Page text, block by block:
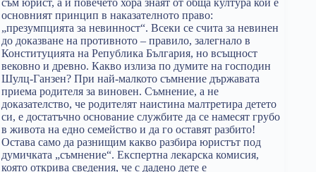
основният принцип в наказателното право:
„презумпцията за невинност“. Всеки се счита за невинен
до доказване на противното – правило, залегнало в
Конституцията на Република България, но всъщност
вековно и древно. Какво излиза по думите на господин
Шулц-Ганзен? При най-малкото съмнение държавата
приема родителя за виновен. Съмнение, а не
доказателство, че родителят наистина малтретира детето
си, е достатъчно основание службите да се намесят грубо
в живота на едно семейство и да го оставят разбито!
Остава само да разнищим какво разбира юристът под
думичката „съмнение“. Експертна лекарска комисия,
която открива сведения, че с дадено дете е